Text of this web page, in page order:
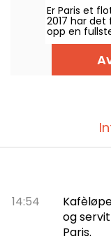
Er Paris et
2017 har
opp en
alle
14:54
og
Paris.